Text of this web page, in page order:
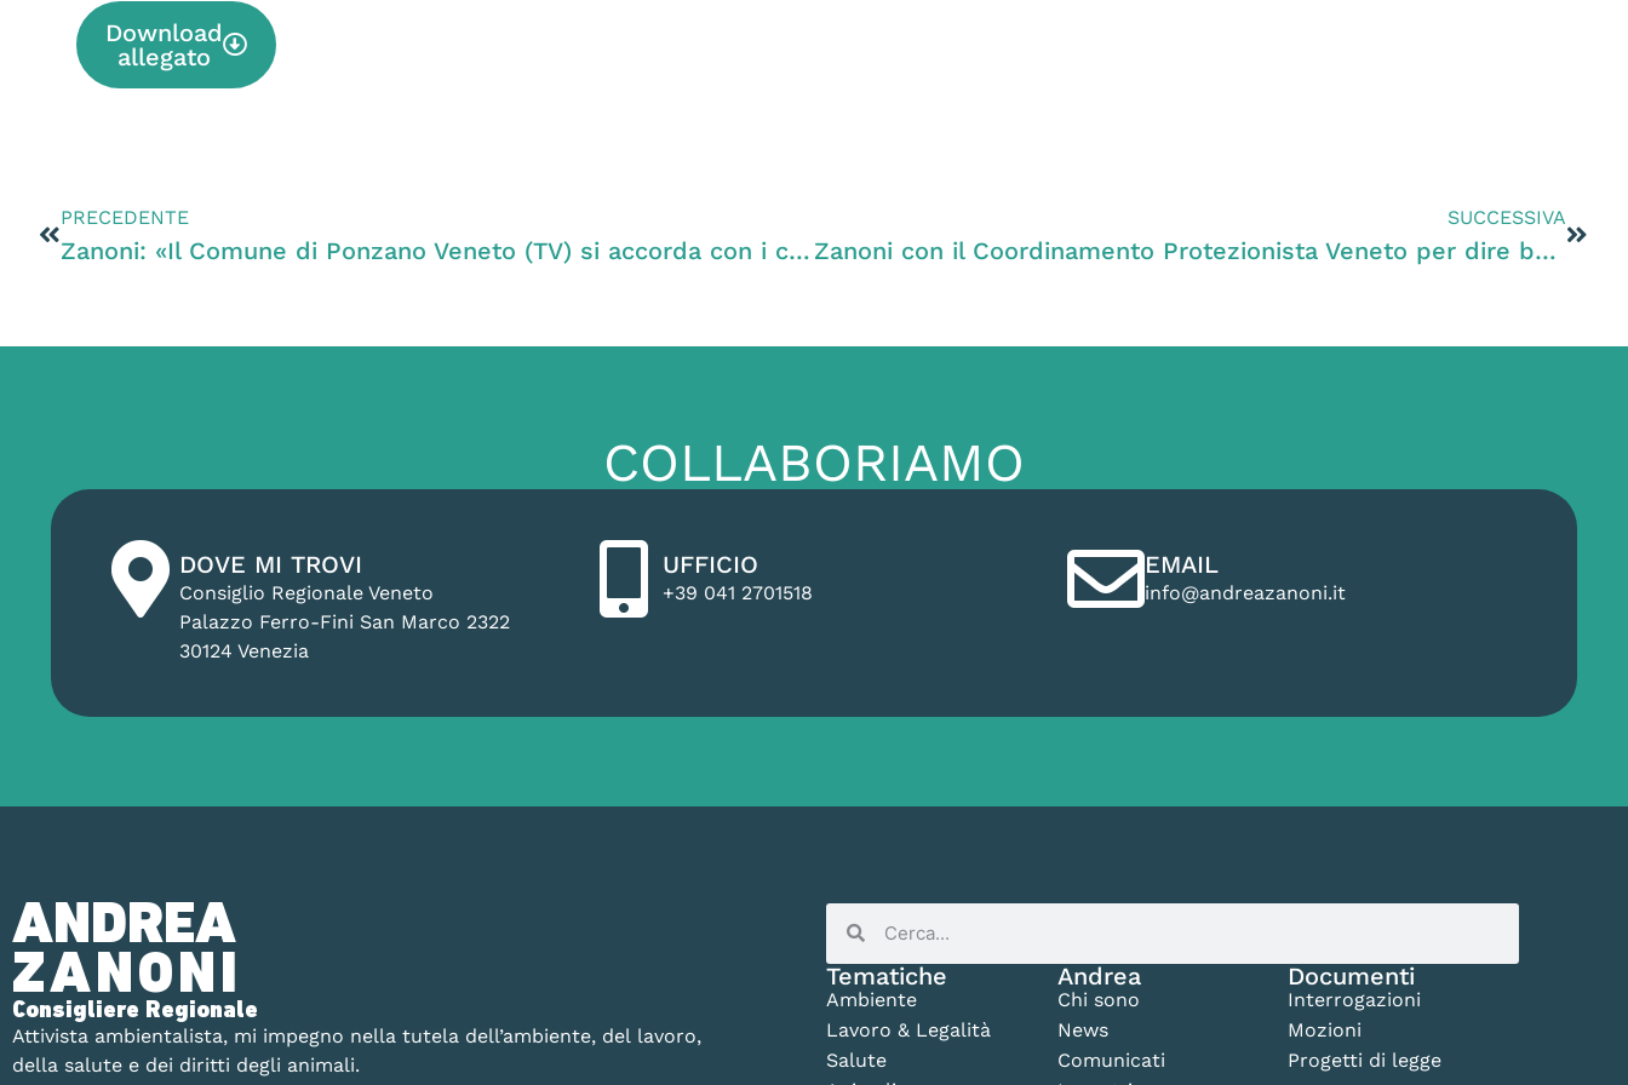
Download
allegato
PRECEDENTE
Zanoni: «Il Comune di Ponzano Veneto (TV) si accorda con i cavatori e svende il territorio dei cittadini»
SUCCESSIVA
Zanoni con il Coordinamento Protezionista Veneto per dire basta all’uccellagione in Veneto e alla tortura dei richiami vivi
COLLABORIAMO
DOVE MI TROVI
Consiglio Regionale Veneto
Palazzo Ferro-Fini San Marco 2322
30124 Venezia
UFFICIO
+39 041 2701518
EMAIL
info@andreazanoni.it
ANDREA
ZANONI
Consigliere Regionale
Attivista ambientalista, mi impegno nella tutela dell’ambiente, del lavoro,
della salute e dei diritti degli animali.
Tematiche
Ambiente
Lavoro & Legalità
Salute
Andrea
Chi sono
News
Comunicati
Documenti
Interrogazioni
Mozioni
Progetti di legge